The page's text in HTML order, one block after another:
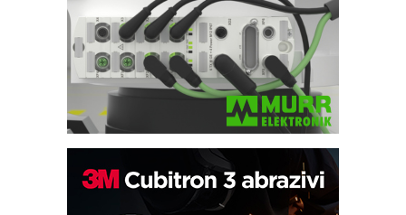
Bezbednost na prvom mestu!
IB BLUMENAUER - više od 40 godina
poverenja u industriji